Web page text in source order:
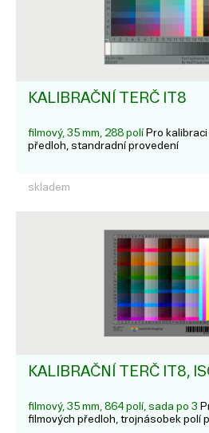
KALIBRAČNÍ TERČ IT8
filmový, 35 mm, 288 polí Pro
předloh, standradní provedení
skladem
KALIBRAČNÍ TERČ IT8,
filmový, 35 mm, 864 polí, sada po 3
filmových předloh, trojnásobek polí